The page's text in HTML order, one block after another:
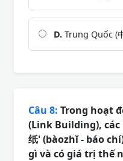
D. Trung Quốc (
Câu 8: Trong hoạt
(Link Building),
纸' (bàozhǐ - báo
gì và có giá trị thế